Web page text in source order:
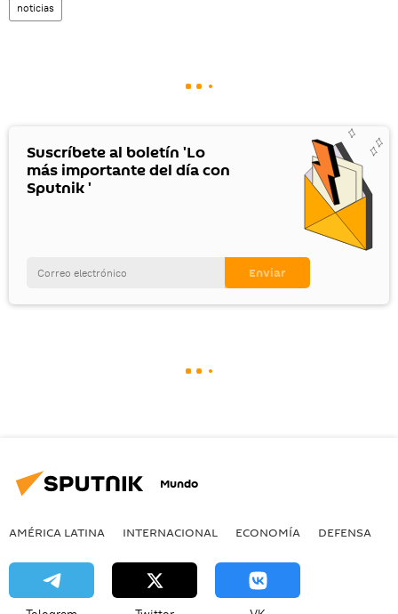
noticias
Suscríbete al boletín 'Lo
más importante del día con
Sputnik '
Mundo
AMÉRICA LATINA INTERNACIONAL ECONOMÍA DEFENSA